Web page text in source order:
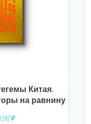
Китая.
на равнину
₽